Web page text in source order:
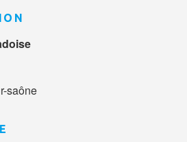
saône